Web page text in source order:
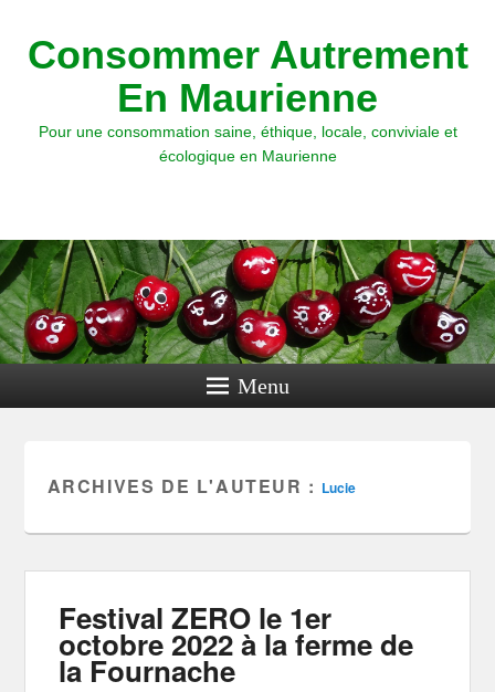
Consommer Autrement
En Maurienne
Pour une consommation saine, éthique, locale, conviviale et
écologique en Maurienne
Menu
ARCHIVES DE L'AUTEUR : Lucie
Festival ZERO le 1er
octobre 2022 à la ferme de
la Fournache